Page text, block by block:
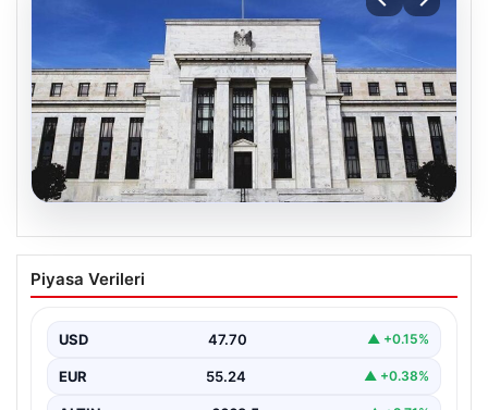
Fed faizi sabit tuttu
Piyasa Verileri
USD 47.70 ▲ +0.15%
EUR 55.24 ▲ +0.38%